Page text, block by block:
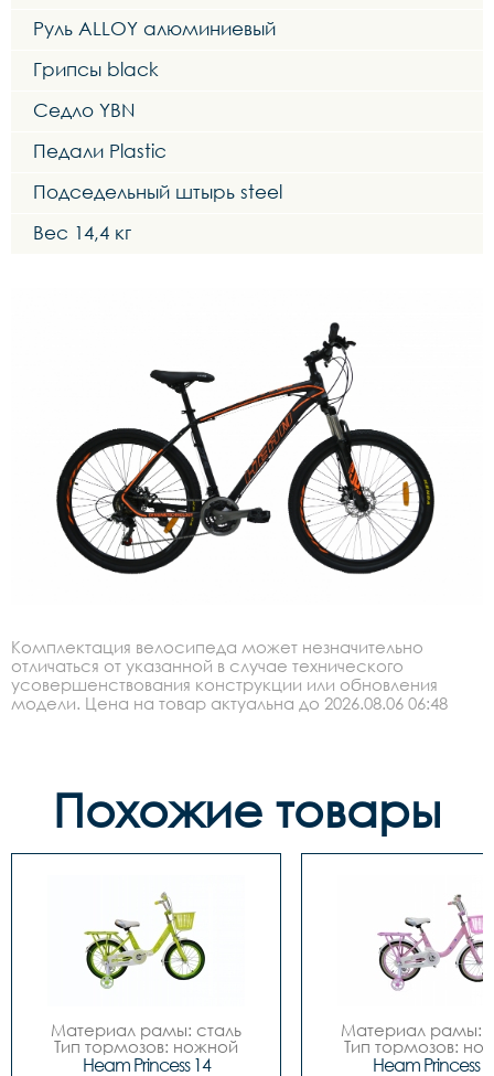
Руль ALLOY алюминиевый
Грипсы black
Седло YBN
Педали Plastic
Подседельный штырь steel
Вес 14,4 кг
Комплектация велосипеда может незначительно
отличаться от указанной в случае технического
усовершенствования конструкции или обновления
модели. Цена на товар актуальна до 2026.08.06 06:48
Похожие товары
Материал рамы: сталь
Тип тормозов: ножной
Диаметр колес: 14
Heam Princess 14
Материал рамы:
Тип тормозов:
Диаметр
Heam Princess